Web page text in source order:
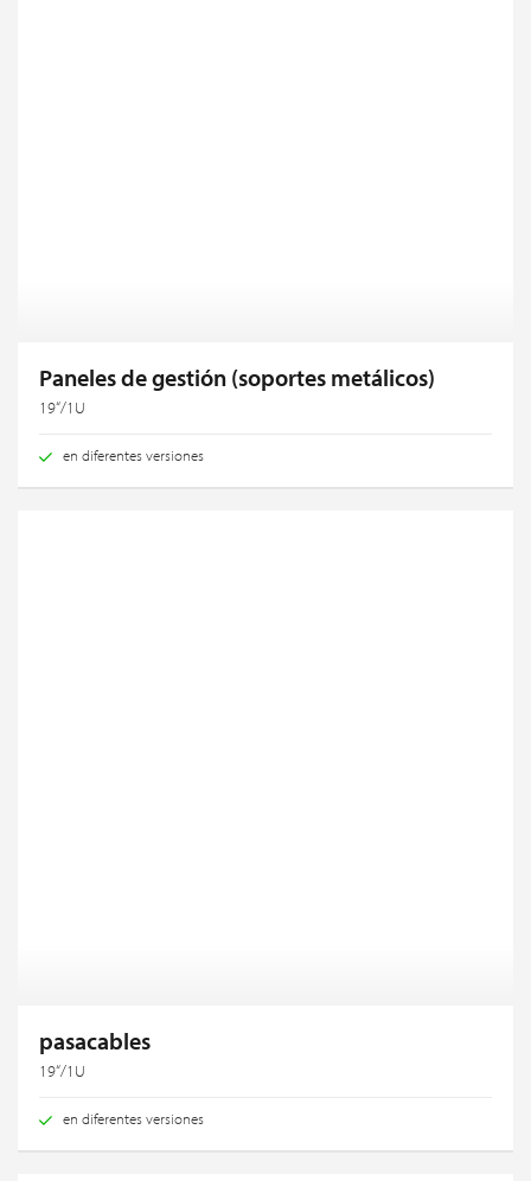
Paneles de gestión (soportes metálicos)
19“/1U
en diferentes versiones
pasacables
19“/1U
en diferentes versiones